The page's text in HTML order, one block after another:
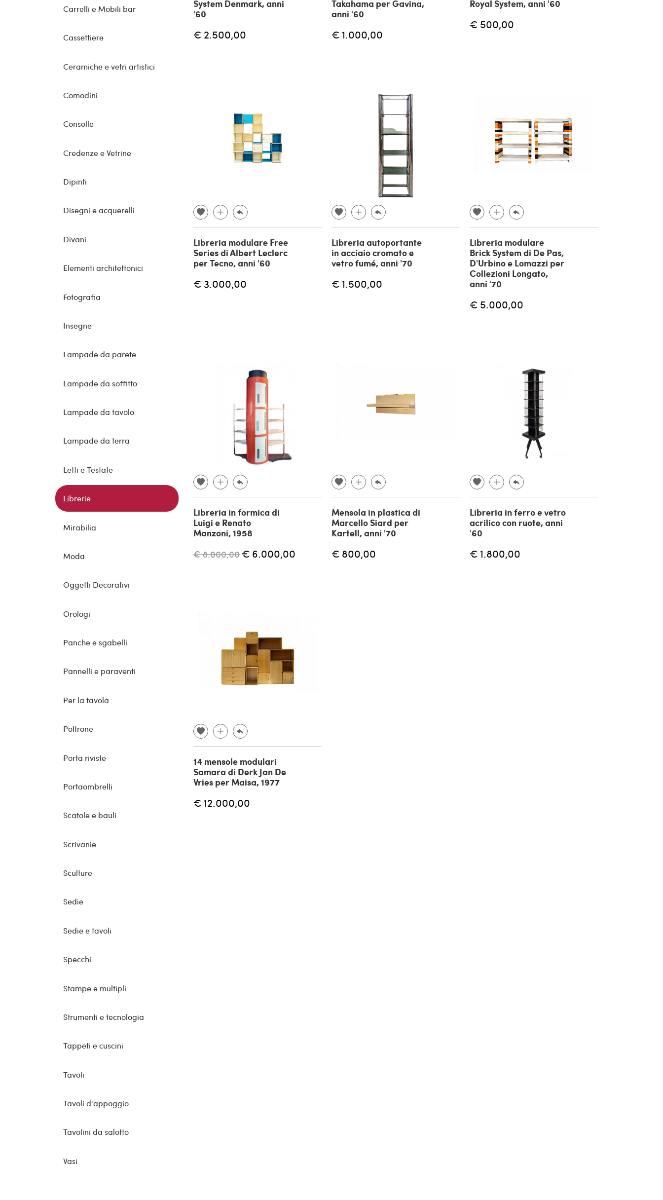
Carrelli e Mobili bar
Cassettiere
Ceramiche e vetri artistici
Comodini
Consolle
Credenze e Vetrine
Dipinti
Disegni e acquerelli
Divani
Elementi architettonici
Fotografia
Insegne
Lampade da parete
Lampade da soffitto
Lampade da tavolo
Lampade da terra
Letti e Testate
Librerie
Mirabilia
Moda
Oggetti Decorativi
Orologi
Panche e sgabelli
Pannelli e paraventi
Per la tavola
Poltrone
Porta riviste
Portaombrelli
Scatole e bauli
Scrivanie
Sculture
Sedie
Sedie e tavoli
Specchi
Stampe e multipli
Strumenti e tecnologia
Tappeti e cuscini
Tavoli
Tavoli d'appoggio
Tavolini da salotto
Vasi
System Denmark, anni
'60
€ 2.500,00
Takahama per Gavina,
anni '60
€ 1.000,00
Royal System, anni '60
€ 500,00
Libreria modulare Free
Series di Albert Leclerc
per Tecno, anni '60
€ 3.000,00
Libreria autoportante
in acciaio cromato e
vetro fumé, anni '70
€ 1.500,00
Libreria modulare
Brick System di De Pas,
D'Urbino e Lomazzi per
Collezioni Longato,
anni '70
€ 5.000,00
Libreria in formica di
Luigi e Renato
Manzoni, 1958
€ 8.000,00 € 6.000,00
Mensola in plastica di
Marcello Siard per
Kartell, anni '70
€ 800,00
Libreria in ferro e vetro
acrilico con ruote, anni
'60
€ 1.800,00
14 mensole modulari
Samara di Derk Jan De
Vries per Maisa, 1977
€ 12.000,00